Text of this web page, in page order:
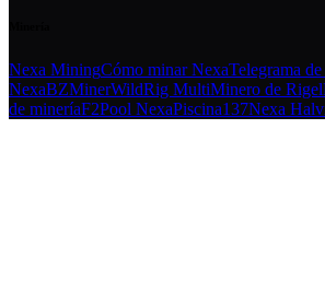
Nexa MiningCómo minar NexaTelegrama
NexaBZMinerWildRig MultiMinero de Rigel
de mineríaF2Pool NexaPiscina137Nexa